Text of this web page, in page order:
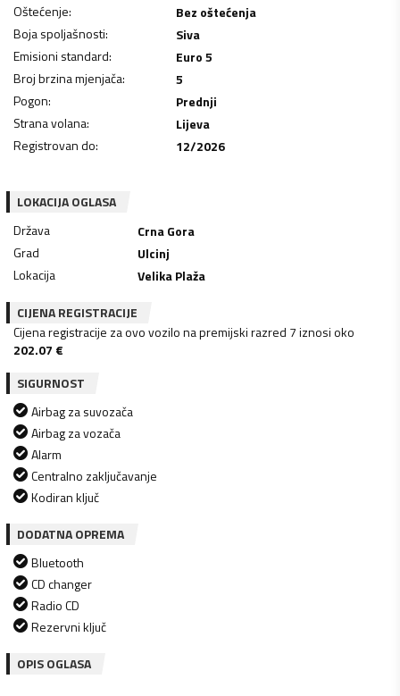
Oštećenje:
Bez oštećenja
Boja spoljašnosti:
Siva
Emisioni standard:
Euro 5
Broj brzina mjenjača:
5
Pogon:
Prednji
Strana volana:
Lijeva
Registrovan do: 12/2026
LOKACIJA OGLASA
Država
Crna Gora
Grad
Ulcinj
Lokacija
Velika Plaža
CIJENA REGISTRACIJE
Cijena registracije za ovo vozilo na premijski razred 7 iznosi oko
202.07 €
SIGURNOST
Airbag za suvozača
Airbag za vozača
Alarm
Centralno zaključavanje
Kodiran ključ
DODATNA OPREMA
Bluetooth
CD changer
Radio CD
Rezervni ključ
OPIS OGLASA